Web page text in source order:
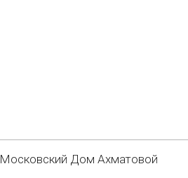
Московский Дом Ахматовой